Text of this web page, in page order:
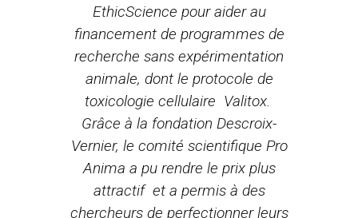
EthicScience pour aider au
financement de programmes de
recherche sans expérimentation
animale, dont le protocole de
toxicologie cellulaire Valitox.
Grâce à la fondation Descroix-
Vernier, le comité scientifique Pro
Anima a pu rendre le prix plus
attractif et a permis à des
chercheurs de perfectionner leurs